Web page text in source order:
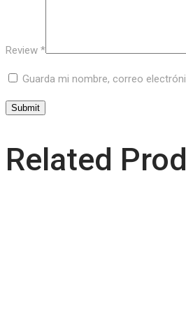
Review *
Guarda mi nombre, correo
Related